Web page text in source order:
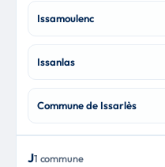
Issamoulenc
Issanlas
Commune de Issarlès
J1 commune